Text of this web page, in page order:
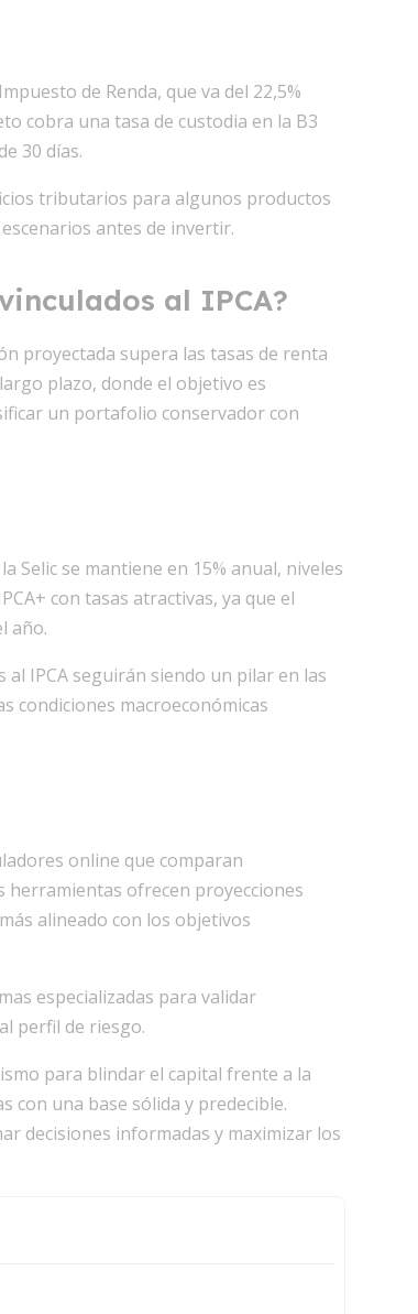
de Renda, que va del 22,5%
cobra una tasa de custodia en la B3
30 días.
tributarios para algunos productos
antes de invertir.
al IPCA?
proyectada supera las tasas de renta
plazo, donde el objetivo es
un portafolio conservador con
Selic se mantiene en 15% anual, niveles
con tasas atractivas, ya que el
año.
IPCA seguirán siendo un pilar en las
condiciones macroeconómicas
online que comparan
herramientas ofrecen proyecciones
alineado con los objetivos
especializadas para validar
perfil de riesgo.
para blindar el capital frente a la
con una base sólida y predecible.
decisiones informadas y maximizar los